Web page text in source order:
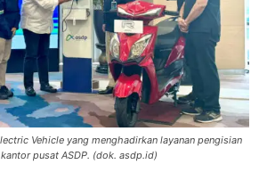
Vehicle yang menghadirkan layanan pengisian
pusat ASDP. (dok. asdp.id)